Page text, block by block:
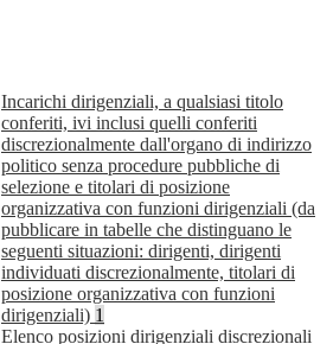
Incarichi dirigenziali, a qualsiasi titolo
conferiti, ivi inclusi quelli conferiti
discrezionalmente dall'organo di indirizzo
politico senza procedure pubbliche di
selezione e titolari di posizione
organizzativa con funzioni dirigenziali (da
pubblicare in tabelle che distinguano le
seguenti situazioni: dirigenti, dirigenti
individuati discrezionalmente, titolari di
posizione organizzativa con funzioni
dirigenziali) 1
Elenco posizioni dirigenziali discrezionali